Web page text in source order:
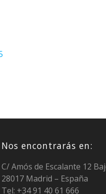
Nos encontrarás en:
C/ Amós de Escalante 12
28017 Madrid – España
Tel: +34 91 40 61 666